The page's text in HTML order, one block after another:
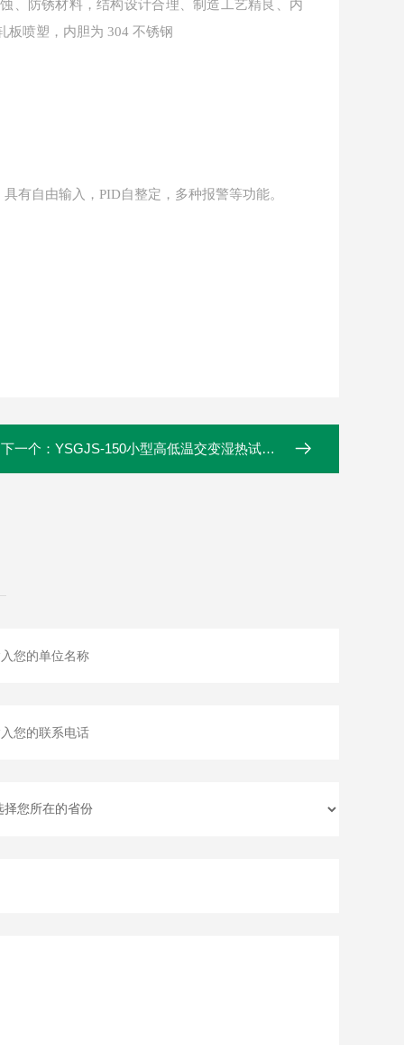
、防锈材料，结构设计合理、制造工艺精良、内
板喷塑，内胆为 304 不锈钢
有自由输入，PID自整定，多种报警等功能。
下一个： YSGJS-150小型高低温交变湿热试验箱